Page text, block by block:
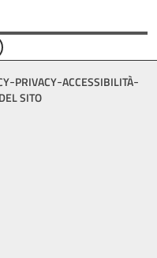
PRIVACY ACCESSIBILITÀ
SITO